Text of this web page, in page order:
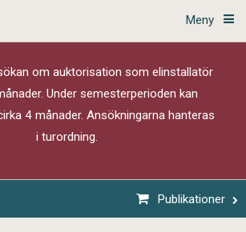
Meny
om auktorisation som elinstallatör
Under semesterperioden kan
4 månader. Ansökningarna hanteras
i turordning.
Publikationer